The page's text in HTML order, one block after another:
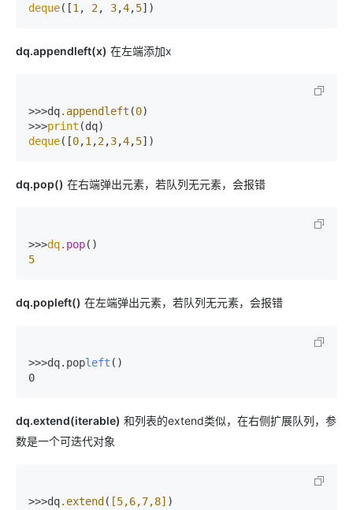
deque([1 , 2, 3,4,5])
dq.appendleft(x) 在左端添加x
>>>dq.appendleft (0)
>>>print
deque([0,1 ,2,3,4,5])
dq.pop() 在右端弹出元素，若队列无元素，会报错
>>>dq. pop
5
dq.popleft() 在左端弹出元素，若队列无元素，会报错
>>>dq.popleft ()
0
dq.extend(iterable) 和列表的extend类似，在右侧扩展队列，参
数是一个可迭代对象
>>>dq.extend( [5,6,7,8] )